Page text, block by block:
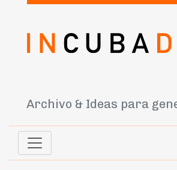
Archivo & Ideas para